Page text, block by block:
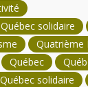
solidaire
Quatrième
Québec
Québec solidaire